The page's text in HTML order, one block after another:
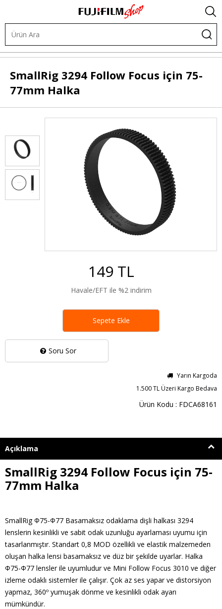
Follow Focus Halkaları
SmallRig 3294 Follow Focus için 75-
77mm Halka
Soru Sor
149 TL
Havale/EFT ile %2 indirim
Yarın Kargoda
1.500 TL Üzeri Kargo Bedava
Ürün Kodu : FDCA68161
Sepete Ekle
Açıklama
SmallRig 3294 Follow Focus için 75-
77mm Halka
SmallRig Φ75-Φ77 Basamaksız odaklama dişli halkası 3294
lenslerin kesinlikli ve sabit odak uzunluğu ayarlaması uyumu için
tasarlanmıştır. Standart 0,8 MOD özellikli ve elastik malzemeden
oluşan halka lensi basamaksız ve düz bir şekilde uyarlar. Halka
Φ75-Φ77 lensler ile uyumludur ve Mini Follow Focus 3010 ve diğer
izleme odaklı sistemler ile çalışır. Çok az ses yapar ve distorsiyon
yapmaz, 360º yumuşak dönme ve kesinlikli odak ayarı
mümkündür.